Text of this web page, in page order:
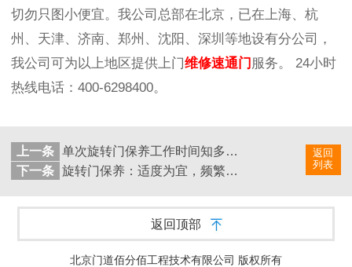
切勿只图小便宜。我公司总部在北京，已在上海、杭
州、天津、济南、郑州、沈阳、深圳等地设有分公司，
我公司可为以上地区提供上门维修速通门 服务。 24小时
热线电话： 400-6298400。
返回
列表
上一条
单次旋转门保养工作时间知多少，看看你的合格不
下一条
旋转门保养：适度为宜，频繁反成负担
返回顶部
北京门道佰分佰工程技术有限公司 版权所有